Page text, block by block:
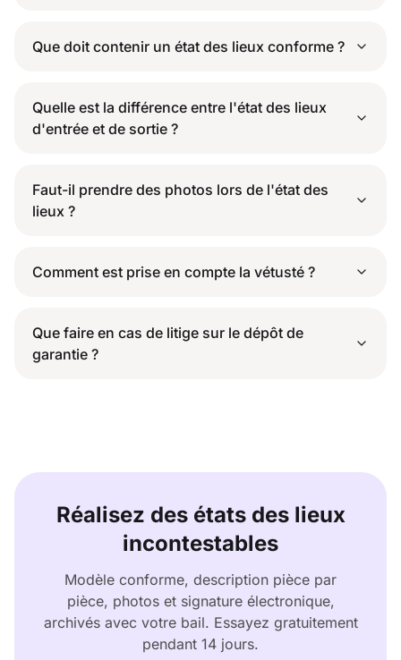
Que doit contenir un état des lieux conforme ?
Quelle est la différence entre l'état des lieux
d'entrée et de sortie ?
Faut-il prendre des photos lors de l'état des
lieux ?
Comment est prise en compte la vétusté ?
Que faire en cas de litige sur le dépôt de
garantie ?
Réalisez des états des lieux
incontestables
Modèle conforme, description pièce par
pièce, photos et signature électronique,
archivés avec votre bail. Essayez gratuitement
pendant 14 jours.